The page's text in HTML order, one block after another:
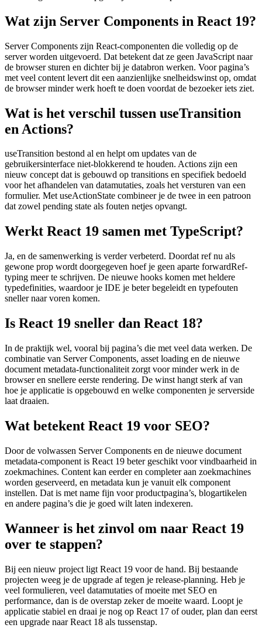
Wat zijn Server Components in React 19?
Server Components zijn React-componenten die volledig op de
server worden uitgevoerd. Dat betekent dat ze geen JavaScript naar
de browser sturen en dichter bij je databron werken. Voor pagina’s
met veel content levert dit een aanzienlijke snelheidswinst op, omdat
de browser minder werk hoeft te doen voordat de bezoeker iets ziet.
Wat is het verschil tussen useTransition
en Actions?
useTransition bestond al en helpt om updates van de
gebruikersinterface niet-blokkerend te houden. Actions zijn een
nieuw concept dat is gebouwd op transitions en specifiek bedoeld
voor het afhandelen van datamutaties, zoals het versturen van een
formulier. Met useActionState combineer je de twee in een patroon
dat zowel pending state als fouten netjes opvangt.
Werkt React 19 samen met TypeScript?
Ja, en de samenwerking is verder verbeterd. Doordat ref nu als
gewone prop wordt doorgegeven hoef je geen aparte forwardRef-
typing meer te schrijven. De nieuwe hooks komen met heldere
typedefinities, waardoor je IDE je beter begeleidt en typefouten
sneller naar voren komen.
Is React 19 sneller dan React 18?
In de praktijk wel, vooral bij pagina’s die met veel data werken. De
combinatie van Server Components, asset loading en de nieuwe
document metadata-functionaliteit zorgt voor minder werk in de
browser en snellere eerste rendering. De winst hangt sterk af van
hoe je applicatie is opgebouwd en welke componenten je serverside
laat draaien.
Wat betekent React 19 voor SEO?
Door de volwassen Server Components en de nieuwe document
metadata-component is React 19 beter geschikt voor vindbaarheid in
zoekmachines. Content kan eerder en completer aan zoekmachines
worden geserveerd, en metadata kun je vanuit elk component
instellen. Dat is met name fijn voor productpagina’s, blogartikelen
en andere pagina’s die je goed wilt laten indexeren.
Wanneer is het zinvol om naar React 19
over te stappen?
Bij een nieuw project ligt React 19 voor de hand. Bij bestaande
projecten weeg je de upgrade af tegen je release-planning. Heb je
veel formulieren, veel datamutaties of moeite met SEO en
performance, dan is de overstap zeker de moeite waard. Loopt je
applicatie stabiel en draai je nog op React 17 of ouder, plan dan eerst
een upgrade naar React 18 als tussenstap.